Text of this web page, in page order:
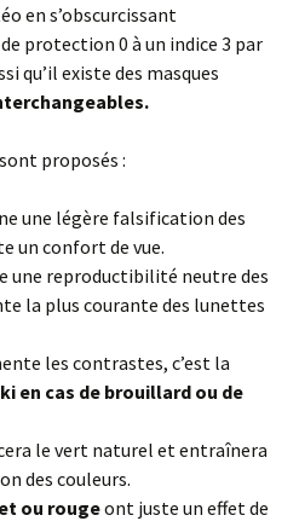
en s’obscurcissant
protection 0 à un indice 3 par
qu’il existe des masques
proposés :
une légère falsification des
un confort de vue.
une reproductibilité neutre des
la plus courante des lunettes
les contrastes, c’est la
en cas de brouillard ou de
le vert naturel et entraînera
des couleurs.
ou rougeont juste un effet de